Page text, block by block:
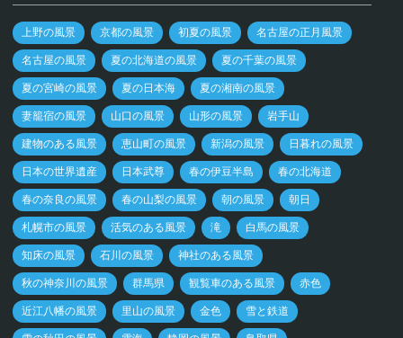
上野の風景 京都の風景 初夏の風景 名古屋の正月風景
名古屋の風景 夏の北海道の風景 夏の千葉の風景
夏の宮崎の風景 夏の日本海 夏の湘南の風景
妻籠宿の風景 山口の風景 山形の風景 岩手山
建物のある風景 恵山町の風景 新潟の風景 日暮れの風景
日本の世界遺産 日本武尊 春の伊豆半島 春の北海道
春の奈良の風景 春の山梨の風景 朝の風景 朝日
札幌市の風景 活気のある風景 滝 白馬の風景
知床の風景 石川の風景 神社のある風景
秋の神奈川の風景 群馬県 観覧車のある風景 赤色
近江八幡の風景 里山の風景 金色 雪と鉄道